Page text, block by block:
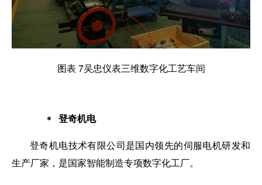
图表 7吴忠仪表三维数字化工艺车间
登奇机电
登奇机电技术有限公司是国内领先的伺服电机研发和
生产厂家，是国家智能制造专项数字化工厂。